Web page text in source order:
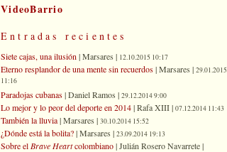
VideoBarrio
Entradas recientes
Siete cajas, una ilusión | Marsares | 12.10.2015 10:17
Eterno resplandor de una mente sin recuerdos| Marsares | 29.01.2015
11:16
Paradojas cubanas| Daniel Ramos | 29.12.2014 9:00
Lo mejor y lo peor del deporte en 2014| Rafa XIII | 07.12.2014 11:43
También la lluvia| Marsares | 30.10.2014 15:52
¿Dónde está la bolita?| Marsares | 23.09.2014 19:13
Sobre el Brave Heartcolombiano| Julián Rosero Navarrete |